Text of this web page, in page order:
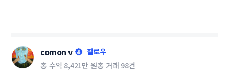
comon v
팔로우
총 수익 8,421만 원총 거래 98건